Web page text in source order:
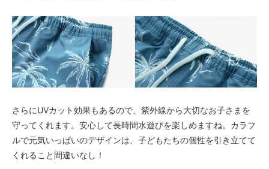
○ 在庫有り
J柄〈color__S-20__〉
○ 在庫有り
K柄〈color__S-21__〉
○ 在庫有り
△ 残り僅か
M柄〈color__S-23__〉
○ 在庫有り
さらにUVカット効果もあるので、紫外線から大切なお子さまを
守ってくれます。安心して長時間水遊びを楽しめますね。カラフ
ルで元気いっぱいのデザインは、子どもたちの個性を引き立てて
くれること間違いなし！